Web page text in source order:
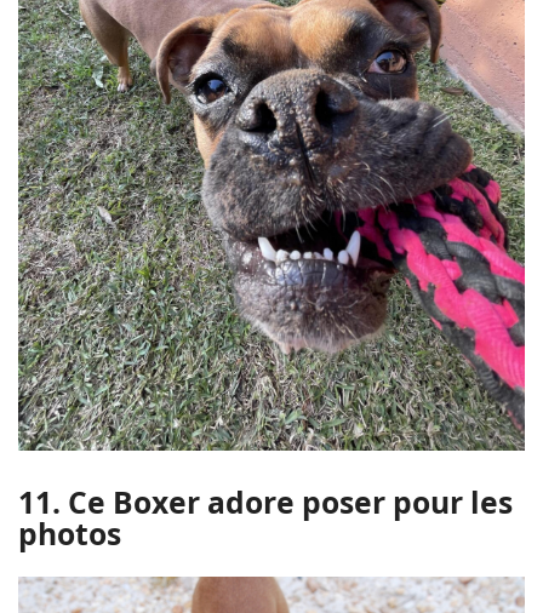
11. Ce Boxer adore poser pour les
photos